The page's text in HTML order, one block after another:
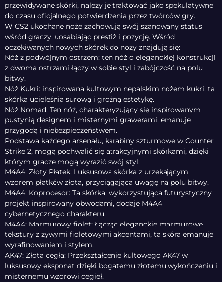
przewidywane skórki, należy je traktować jako spekulatywne
do czasu oficjalnego potwierdzenia przez twórców gry.
W CS2 ukochane noże zachowują swój szanowany status
wśród graczy, uosabiając prestiż i pozycję. Wśród
oczekiwanych nowych skórek do noży znajdują się:
Nóż z podwójnym ostrzem: ten nóż o eleganckiej konstrukcji
z dwoma ostrzami łączy w sobie styl i zabójczość na polu
bitwy.
Nóż Kukri: inspirowana kultowym nepalskim nożem kukri, ta
skórka ucieleśnia surową i groźną estetykę.
Nóż Nomad: Ten nóż, charakteryzujący się inspirowanym
pustynią designem i misternymi grawerami, emanuje
przygodą i niebezpieczeństwem.
Podstawa każdego arsenału, karabiny szturmowe w Counter
Strike 2, mogą pochwalić się atrakcyjnymi skórkami, dzięki
którym gracze mogą wyrazić swój styl:
M4A4: Złoty Płatek: Luksusowa skórka z urzekającym
wzorem płatków złota, przyciągająca uwagę na polu bitwy.
M4A4: Koprocesor: Ta skórka, wykorzystująca futurystyczny
projekt inspirowany obwodami, dodaje M4A4
cybernetycznego charakteru.
M4A4: Marmurowy fiolet: Łącząc eleganckie marmurowe
tekstury z żywymi fioletowymi akcentami, ta skóra emanuje
wyrafinowaniem i stylem.
AK47: Złota cegła: Przekształcenie kultowego AK47 w
luksusowy eksponat dzięki bogatemu złotemu wykończeniu i
misternemu wzorowi cegieł.